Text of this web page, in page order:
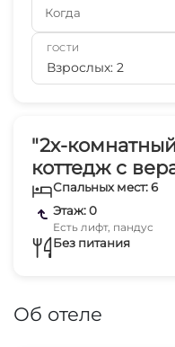
"2х-
коттедж с
Спальных мест: 6
Этаж: 0
Есть лифт, пандус
Без питания
Об отеле
Когда
ГОСТИ
Взрослых: 2